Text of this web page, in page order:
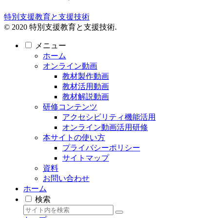
特別支援教育と支援技術
© 2020 特別支援教育と支援技術.
メニュー
ホーム
オンライン動画
教材製作動画
教材活用動画
教材解説動画
研修コンテンツ
アクセシビリティ機能活用
オンライン動画活用研修
本サイトの使い方
プライバシーポリシー
サイトマップ
資料
お問い合わせ
ホーム
検索